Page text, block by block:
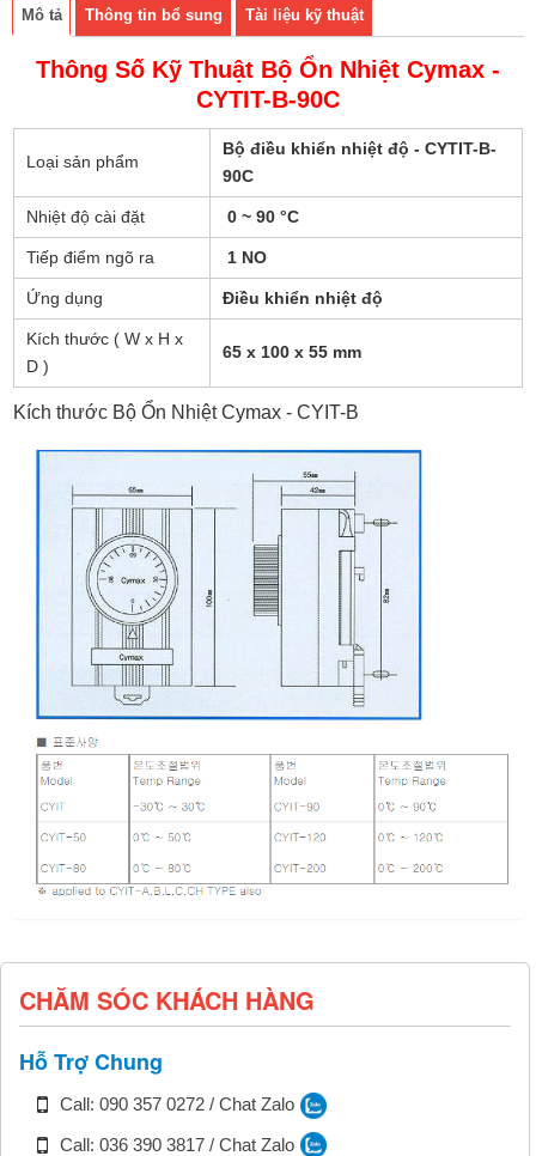
Mô tả Thông tin bổ sung Tài liệu kỹ thuật
Thông Số Kỹ Thuật Bộ Ổn Nhiệt Cymax -
CYTIT-B-90C
Loại sản phẩm
Bộ điều khiển nhiệt độ - CYTIT-B-
90C
Nhiệt độ cài đặt 0 ~ 90 °C
Tiếp điểm ngõ ra 1 NO
Ứng dụng Điều khiển nhiệt độ
Kích thước ( W x H x
D )
65 x 100 x 55 mm
Kích thước Bộ Ổn Nhiệt Cymax - CYIT-B
CHĂM SÓC KHÁCH HÀNG
Hỗ Trợ Chung
Call: 090 357 0272 / Chat Zalo
Call: 036 390 3817 / Chat Zalo